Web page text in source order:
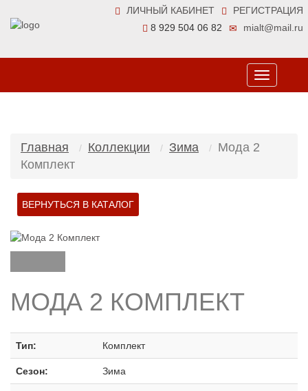
РЕГИСТРАЦИЯ
ЛИЧНЫЙ КАБИНЕТ
mialt@mail.ru
8 929 504 06 82
Toggle
navigation
Главная Коллекции Зима
Мода 2
Комплект
МОДА 2 КОМПЛЕКТ
Тип: Комплект
Сезон: Зима